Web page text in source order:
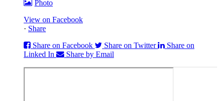
Photo
View on Facebook
· Share
Share on Facebook
Share on Twitter
Share on
Linked In
Share by Email